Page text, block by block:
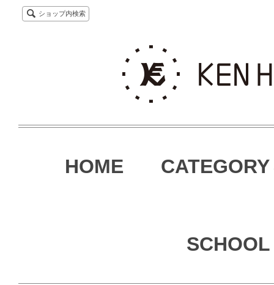
ショップ内検索
HOME CATEGORY
SCHOOL